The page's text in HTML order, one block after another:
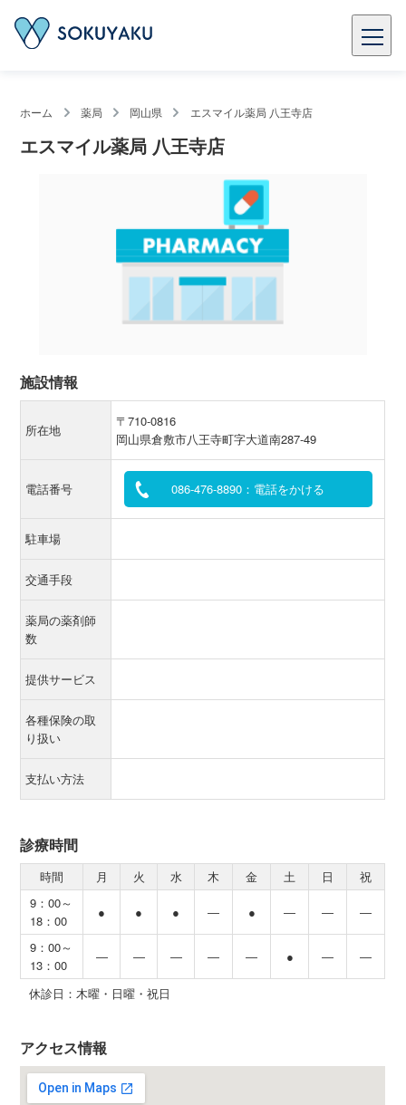
ホーム 薬局 岡山県 エスマイル薬局 八王寺店
エスマイル薬局 八王寺店
施設情報
所在地
〒710-0816
岡山県倉敷市八王寺町字大道南287-49
電話番号 086‐476‐8890：電話をかける
駐車場
交通手段
薬局の薬剤師
数
提供サービス
各種保険の取
り扱い
支払い方法
診療時間
時間 月 火 水 木 金 土 日
祝
9：00～
18：00
● ● ● ― ● ― ― ―
9：00～
13：00
― ― ― ― ― ● ― ―
休診日：木曜・日曜・祝日
アクセス情報